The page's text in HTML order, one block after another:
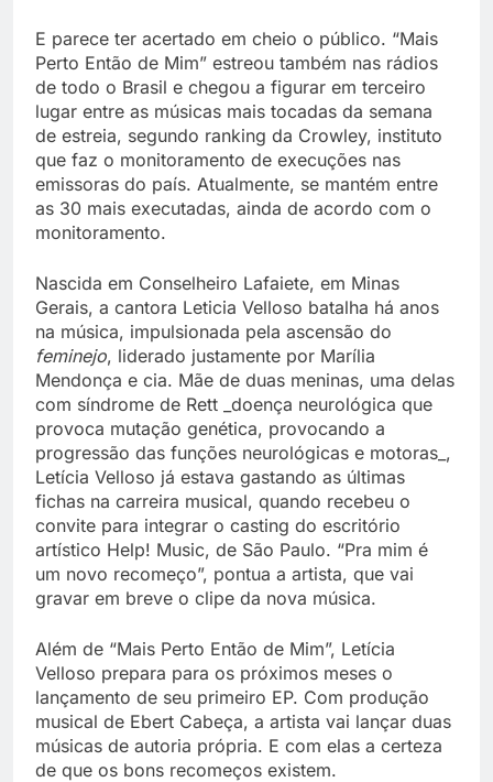
E parece ter acertado em cheio o público. “Mais
Perto Então de Mim” estreou também nas rádios
de todo o Brasil e chegou a figurar em terceiro
lugar entre as músicas mais tocadas da semana
de estreia, segundo ranking da Crowley, instituto
que faz o monitoramento de execuções nas
emissoras do país. Atualmente, se mantém entre
as 30 mais executadas, ainda de acordo com o
monitoramento.
Nascida em Conselheiro Lafaiete, em Minas
Gerais, a cantora Leticia Velloso batalha há anos
na música, impulsionada pela ascensão do
feminejo, liderado justamente por Marília
Mendonça e cia. Mãe de duas meninas, uma delas
com síndrome de Rett _doença neurológica que
provoca mutação genética, provocando a
progressão das funções neurológicas e motoras_,
Letícia Velloso já estava gastando as últimas
fichas na carreira musical, quando recebeu o
convite para integrar o casting do escritório
artístico Help! Music, de São Paulo. “Pra mim é
um novo recomeço”, pontua a artista, que vai
gravar em breve o clipe da nova música.
Além de “Mais Perto Então de Mim”, Letícia
Velloso prepara para os próximos meses o
lançamento de seu primeiro EP. Com produção
musical de Ebert Cabeça, a artista vai lançar duas
músicas de autoria própria. E com elas a certeza
de que os bons recomeços existem.